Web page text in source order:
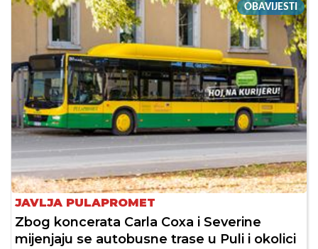
OBAVIJESTI
JAVLJA PULAPROMET
Zbog koncerata Carla Coxa i Severine
mijenjaju se autobusne trase u Puli i okolici